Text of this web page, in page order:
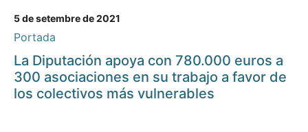
5 de setembre de 2021
Portada
La Diputación apoya con 780.000 euros a
300 asociaciones en su trabajo a favor de
los colectivos más vulnerables